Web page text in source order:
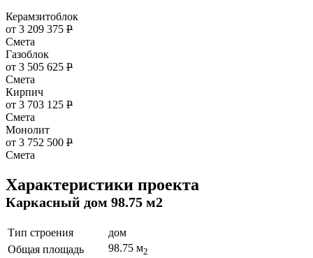
Керамзитоблок
от 3 209 375 Р
Смета
Газоблок
от 3 505 625 Р
Смета
Кирпич
от 3 703 125 Р
Смета
Монолит
от 3 752 500 Р
Смета
Характеристики проекта
Каркасный дом 98.75 м2
Тип строения
дом
Общая площадь
98.75 м2